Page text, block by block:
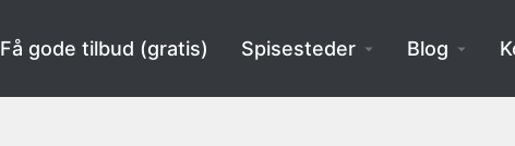
Få gode tilbud (gratis) Spisesteder Blog